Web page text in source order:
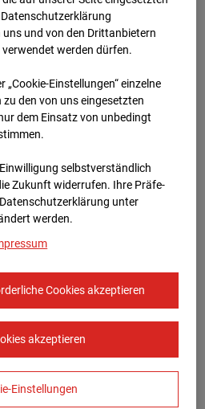
Bpl 5B –
2
Wien
Zur Übersicht
und von den Drittanbietern
werden dürfen.
Einstellungen“ einzelne
den von uns eingesetzten
dem Einsatz von unbedingt
selbstverständlich
Zukunft widerrufen. Ihre Prä­fe­
unter
werden.
Cookies akzeptieren
akzeptieren
Einstellungen